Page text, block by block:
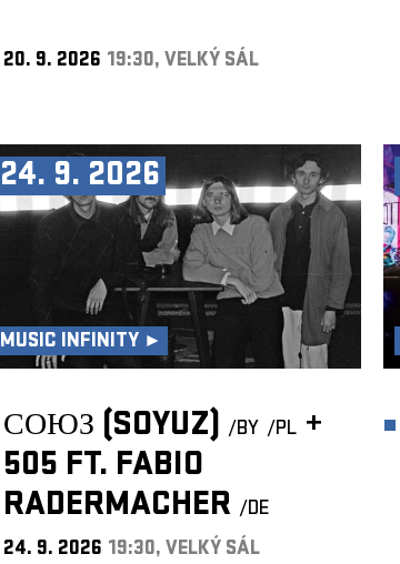
20. 9. 2026 19:30, VELKÝ SÁL
24. 9. 2026
MUSIC INFINITY ►
СОЮЗ (SOYUZ) /BY /PL +
505 FT. FABIO
RADERMACHER /DE
24. 9. 2026 19:30, VELKÝ SÁL